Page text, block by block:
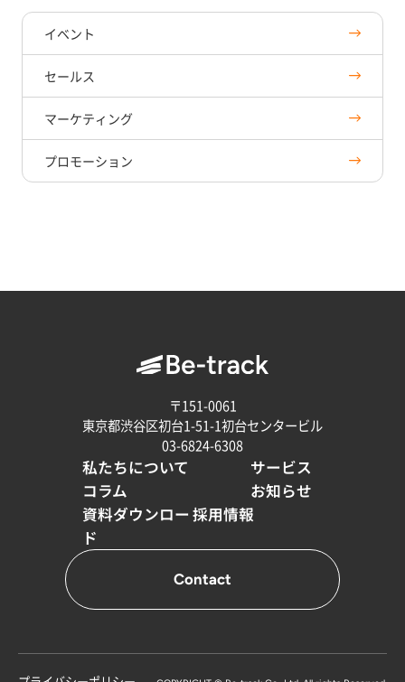
イベント
セールス
マーケティング
プロモーション
〒151-0061
東京都渋谷区初台1-51-1初台センタービル
03-6824-6308
私たちについて
サービス
コラム
お知らせ
資料ダウンロー
ド
採用情報
Contact